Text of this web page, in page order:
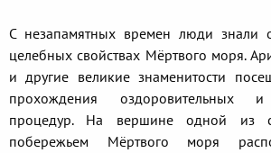
С незапамятных времен люди знали
целебных свойствах Мёртвого моря.
и другие великие знаменитости
прохождения оздоровительных
процедур. На вершине одной из
побережьем Мёртвого моря